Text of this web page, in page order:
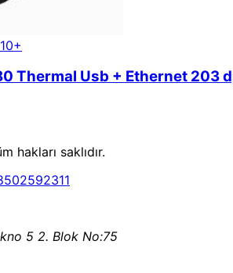
Thermal Usb + Ethernet 203
hakları saklıdır.
5 2. Blok No:75